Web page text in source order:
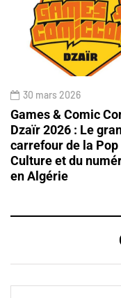
30 mars 2026
Games & Comic
Dzaïr 2026 : Le
carrefour de la Pop
Culture et du
en Algérie